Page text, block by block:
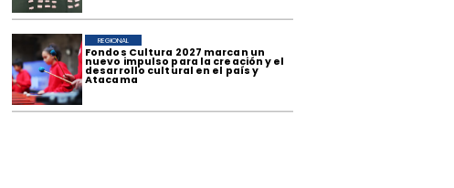
​Fondos Cultura 2027 marcan un
nuevo impulso para la creación y el
desarrollo cultural en el país y
Atacama
REGIONAL